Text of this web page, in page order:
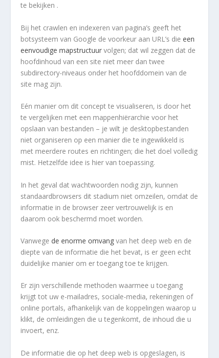
te bekijken .
Bij het crawlen en indexeren van pagina’s geeft het
botsysteem van Google de voorkeur aan URL’s dieeen
eenvoudige mapstructuur volgen; dat wil zeggen dat de
hoofdinhoud van een site niet meer dan twee
subdirectory-niveaus onder het hoofddomein van de
site mag zijn.
Eén manier om dit concept te visualiseren, is door het
te vergelijken met een mappenhiërarchie voor het
opslaan van bestanden – je wilt je desktopbestanden
niet organiseren op een manier die te ingewikkeld is
met meerdere routes en richtingen; die het doel volledig
mist. Hetzelfde idee is hier van toepassing.
In het geval dat wachtwoorden nodig zijn, kunnen
standaardbrowsers dit stadium niet omzeilen, omdat de
informatie in de browser zeer vertrouwelijk is en
daarom ook beschermd moet worden.
Vanwege de enorme omvang van het deep web en de
diepte van de informatie die het bevat, is er geen echt
duidelijke manier om er toegang toe te krijgen.
Er zijn verschillende methoden waarmee u toegang
krijgt tot uw e-mailadres, sociale-media, rekeningen of
online portals, afhankelijk van de koppelingen waarop u
klikt, de omleidingen die u tegenkomt, de inhoud die u
invoert, enz.
De informatie die op het deep web is opgeslagen, is